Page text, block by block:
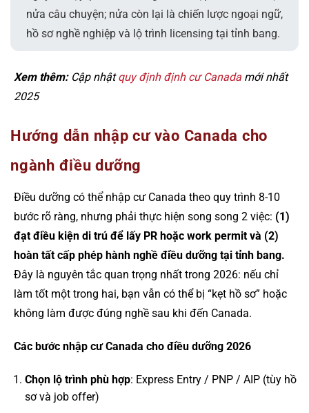
nửa câu chuyện; nửa còn lại là chiến lược ngoại ngữ,
hồ sơ nghề nghiệp và lộ trình licensing tại tỉnh bang.
Xem thêm:Cập nhậtquy định định cư Canada mới nhất
2025
Hướng dẫn nhập cư vào Canada cho
ngành điều dưỡng
Điều dưỡng có thể nhập cư Canada theo quy trình 8-10
bước rõ ràng, nhưng phải thực hiện song song 2 việc: (1)
đạt điều kiện di trú để lấy PR hoặc work permit và (2)
hoàn tất cấp phép hành nghề điều dưỡng tại tỉnh bang.
Đây là nguyên tắc quan trọng nhất trong 2026: nếu chỉ
làm tốt một trong hai, bạn vẫn có thể bị “kẹt hồ sơ” hoặc
không làm được đúng nghề sau khi đến Canada.
Các bước nhập cư Canada cho điều dưỡng 2026
Chọn lộ trình phù hợp: Express Entry / PNP / AIP (tùy hồ
sơ và job offer)